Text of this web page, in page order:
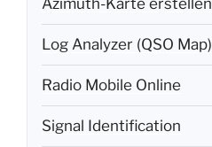
Azimuth-Karte erstellen
Log Analyzer (QSO Map)
Radio Mobile Online
Signal Identification